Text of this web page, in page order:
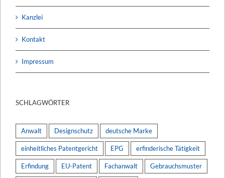
Kanzlei
Kontakt
Impressum
SCHLAGWÖRTER
Anwalt Designschutz deutsche Marke
einheitliches Patentgericht EPG erfinderische Tätigkeit
Erfindung EU-Patent Fachanwalt Gebrauchsmuster